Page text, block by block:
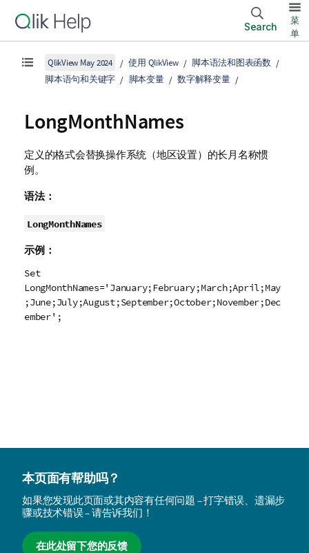
Search
菜
单
QlikView May 2024 使用 QlikView
脚本语法和图表函数
脚本语句和关键字
脚本变量 数字解释变量
LongMonthNames
定义的格式会替换操作系统（地区设置）的长月名称惯
例。
语法：
LongMonthNames
示例：
Set
LongMonthNames='January;February;March;April;May
;June;July;August;September;October;November;Dec
ember';
本页面有帮助吗？
如果您发现此页面或其内容有任何问题 – 打字错误、遗漏步
骤或技术错误 – 请告诉我们！
在此处留下您的反馈